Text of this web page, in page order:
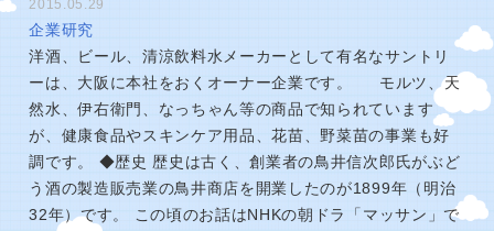
2015.05.29
企業研究
洋酒、ビール、清涼飲料水メーカーとして有名なサントリ
ーは、大阪に本社をおくオーナー企業です。 モルツ、天
然水、伊右衛門、なっちゃん等の商品で知られています
が、健康食品やスキンケア用品、花苗、野菜苗の事業も好
調です。 ◆歴史 歴史は古く、創業者の鳥井信次郎氏がぶど
う酒の製造販売業の鳥井商店を開業したのが1899年（明治
32年）です。 この頃のお話はNHKの朝ドラ「マッサン」で